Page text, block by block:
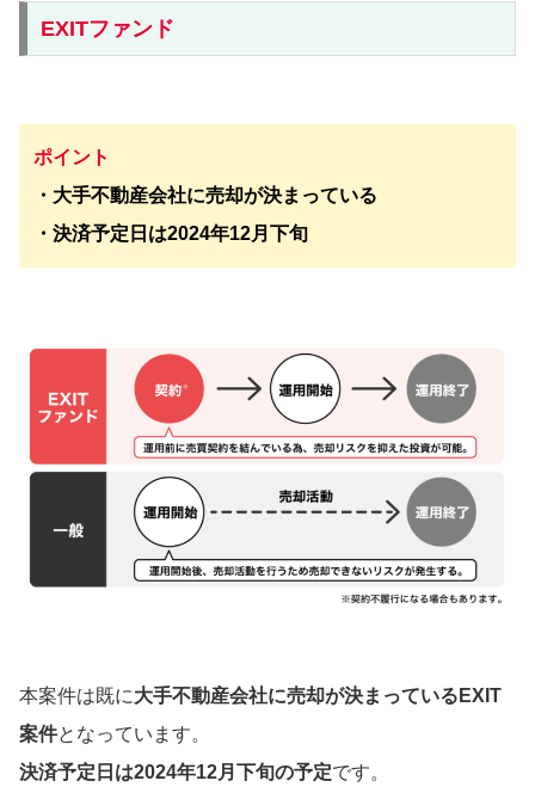
EXITファンド
ポイント
・大手不動産会社に売却が決まっている
・決済予定日は2024年12月下旬
本案件は既に大手不動産会社に売却が決まっているEXIT
案件となっています。
決済予定日は2024年12月下旬の予定です。